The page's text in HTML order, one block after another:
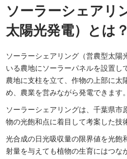
ソーラーシェアリ
太陽光発電）とは？
ソーラーシェアリング（営農型太陽
いる農地にソーラーパネルを設置し
農地に支柱を立て、作物の上部に太
め、農業を営みながら発電できます。
ソーラーシェアリングは、千葉県市
物の光飽和点に着目して考案した技
光合成の日光吸収量の限界値を光飽
射量を与えても植物の生育にはつな